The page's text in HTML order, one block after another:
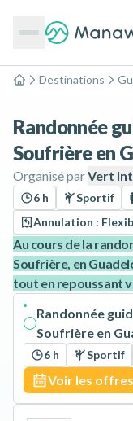
Accueil
Destinations
Randonnée
Soufrière en
Organisé parVert
6 h Sportif
Annulation :
Au cours de la
Soufrière, en
tout en repoussant
Randonnée
Soufrière en
6 h Sportif
Voir les offres